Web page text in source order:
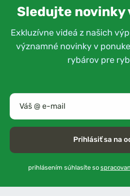
Sledujte novinky
Exkluzívne videá z našich
významné novinky v
rybárov pre
Prihlásiť sa na
prihlásením súhlasíte so